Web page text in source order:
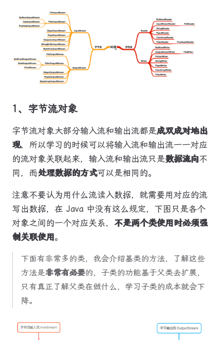
1、字节流对象
字节流对象大部分输入流和输出流都是成双成对地出
现，所以学习的时候可以将输入流和输出流一一对应
的流对象关联起来，输入流和输出流只是数据流向不
同，而处理数据的方式可以是相同的。
注意不要认为用什么流读入数据，就需要用对应的流
写出数据，在 Java 中没有这么规定，下图只是各个
对象之间的一个对应关系， 不是两个类使用时必须强
制关联使用。
下面有非常多的类，我会介绍基类的方法，了解这些
方法是非常有必要的，子类的功能基于父类去扩展，
只有真正了解父类在做什么，学习子类的成本就会下
降。